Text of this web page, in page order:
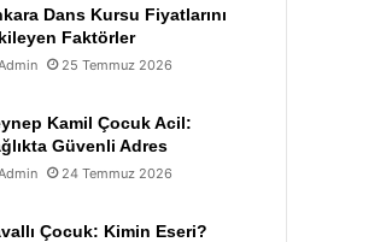
Dans Kursu Fiyatlarını
Faktörler
25 Temmuz 2026
Kamil Çocuk Acil:
Güvenli Adres
24 Temmuz 2026
Çocuk: Kimin Eseri?